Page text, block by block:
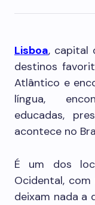
Lisboa, capital
destinos
Atlântico e
língua,
educadas,
acontece no
É um dos
Ocidental,
deixam nada a